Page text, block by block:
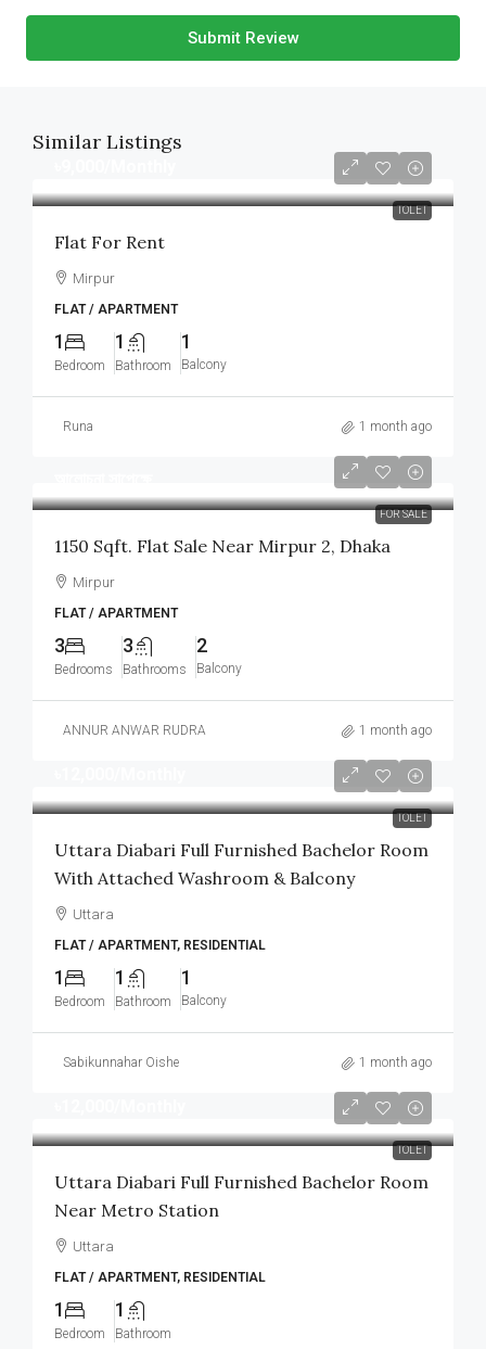
Submit Review
Similar Listings
TOLET
Flat For Rent
Mirpur
FLAT / APARTMENT
1
Bedroom
1
Bathroom
1
Balcony
Runa 1 month ago
FOR SALE
1150 Sqft. Flat Sale Near Mirpur 2, Dhaka
Mirpur
FLAT / APARTMENT
3
Bedrooms
3
Bathrooms
2
Balcony
ANNUR ANWAR RUDRA 1 month ago
TOLET
Uttara Diabari Full Furnished Bachelor Room
With Attached Washroom & Balcony
Uttara
FLAT / APARTMENT, RESIDENTIAL
1
Bedroom
1
Bathroom
1
Balcony
Sabikunnahar Oishe 1 month ago
TOLET
Uttara Diabari Full Furnished Bachelor Room
Near Metro Station
Uttara
FLAT / APARTMENT, RESIDENTIAL
1
Bedroom
1
Bathroom